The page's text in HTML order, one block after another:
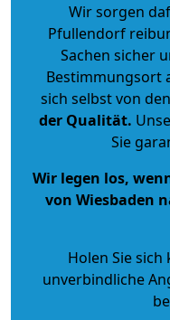
Wir sorgen
Pfullendorf
Sachen sicher
Bestimmungsort
sich selbst von den
der Qualität.
Sie
Wir legen los,
von Wiesbaden
Holen Sie
unverbindliche